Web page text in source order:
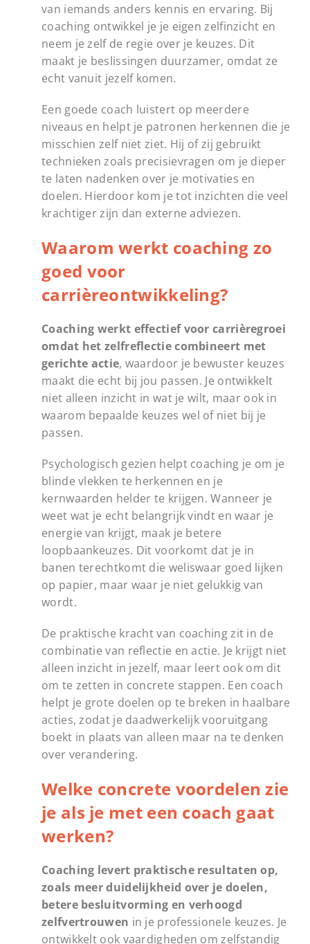
van iemands anders kennis en ervaring. Bij
coaching ontwikkel je je eigen zelfinzicht en
neem je zelf de regie over je keuzes. Dit
maakt je beslissingen duurzamer, omdat ze
echt vanuit jezelf komen.
Een goede coach luistert op meerdere
niveaus en helpt je patronen herkennen die je
misschien zelf niet ziet. Hij of zij gebruikt
technieken zoals precisievragen om je dieper
te laten nadenken over je motivaties en
doelen. Hierdoor kom je tot inzichten die veel
krachtiger zijn dan externe adviezen.
Waarom werkt coaching zo
goed voor
carrièreontwikkeling?
Coaching werkt effectief voor carrièregroei
omdat het zelfreflectie combineert met
gerichte actie, waardoor je bewuster keuzes
maakt die echt bij jou passen. Je ontwikkelt
niet alleen inzicht in wat je wilt, maar ook in
waarom bepaalde keuzes wel of niet bij je
passen.
Psychologisch gezien helpt coaching je om je
blinde vlekken te herkennen en je
kernwaarden helder te krijgen. Wanneer je
weet wat je echt belangrijk vindt en waar je
energie van krijgt, maak je betere
loopbaankeuzes. Dit voorkomt dat je in
banen terechtkomt die weliswaar goed lijken
op papier, maar waar je niet gelukkig van
wordt.
De praktische kracht van coaching zit in de
combinatie van reflectie en actie. Je krijgt niet
alleen inzicht in jezelf, maar leert ook om dit
om te zetten in concrete stappen. Een coach
helpt je grote doelen op te breken in haalbare
acties, zodat je daadwerkelijk vooruitgang
boekt in plaats van alleen maar na te denken
over verandering.
Welke concrete voordelen zie
je als je met een coach gaat
werken?
Coaching levert praktische resultaten op,
zoals meer duidelijkheid over je doelen,
betere besluitvorming en verhoogd
zelfvertrouwen in je professionele keuzes. Je
ontwikkelt ook vaardigheden om zelfstandig